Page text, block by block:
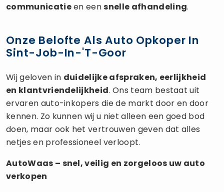
communicatieen eensnelle afhandeling.
Onze Belofte Als Auto Opkoper In
Sint-Job-In-'t-Goor
Wij geloven in duidelijke afspraken, eerlijkheid
en klantvriendelijkheid. Ons team bestaat uit
ervaren auto-inkopers die de markt door en door
kennen. Zo kunnen wij u niet alleen een goed bod
doen, maar ook het vertrouwen geven dat alles
netjes en professioneel verloopt.
AutoWaas – snel, veilig en zorgeloos uw auto
verkopen